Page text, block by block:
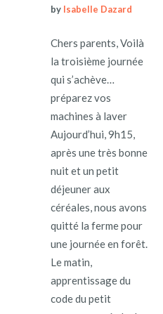
by Isabelle Dazard
Chers parents, Voilà
la troisième journée
qui s’achève…
préparez vos
machines à laver
Aujourd’hui, 9h15,
après une très bonne
nuit et un petit
déjeuner aux
céréales, nous avons
quitté la ferme pour
une journée en forêt.
Le matin,
apprentissage du
code du petit